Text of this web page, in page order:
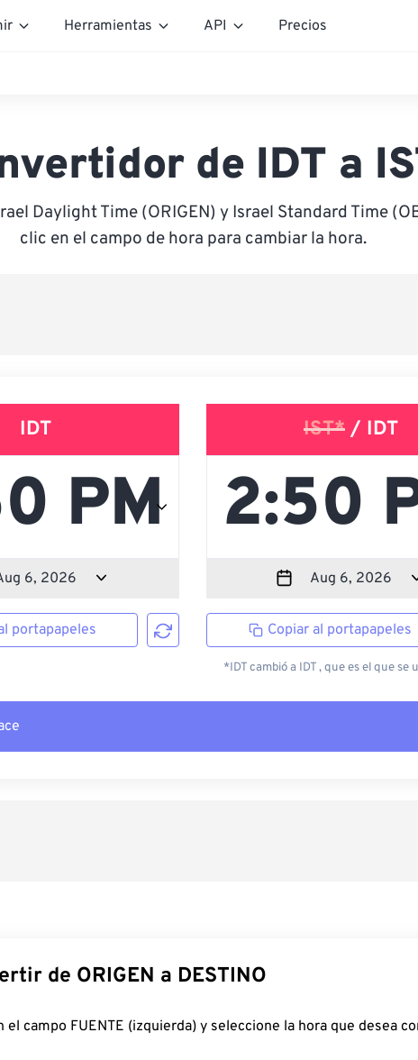
Herramientas API Precios
de IDT a
Daylight Time (ORIGEN) y Israel Standard Time
clic en el campo de hora para cambiar la hora.
IDT
portapapeles
IST*/ IDT
Copiar al portapapeles
*IDT cambió a IDT , que es el que se
de ORIGEN a DESTINO
el campo FUENTE (izquierda) y seleccione la hora que desea